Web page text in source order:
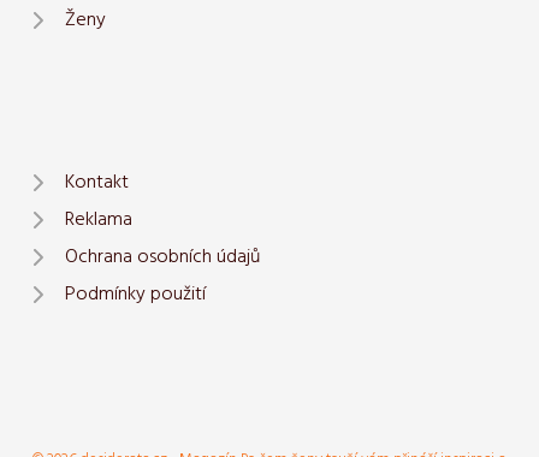
Ženy
Kontakt
Reklama
Ochrana osobních údajů
Podmínky použití